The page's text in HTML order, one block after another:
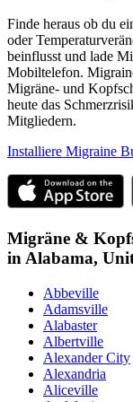
Finde heraus ob du
oder
beinflusst und lade
Mobiltelefon.
Migräne- und
heute das
Mitgliedern.
Installiere Migraine
Migräne &
in Alabama,
Abbeville
Adamsville
Alabaster
Albertville
Alexander City
Alexandria
Aliceville